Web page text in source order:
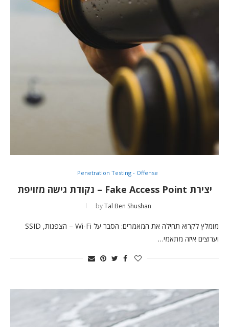
Penetration Testing - Offense
יצירת Fake Access Point – נקודת גישה מזויפת
byTal Ben Shushan
מומלץ לקרוא תחילה את המאמרים: הסבר על Wi-Fi – הצפנות, SSID
וערוצים איזה מתאמי…